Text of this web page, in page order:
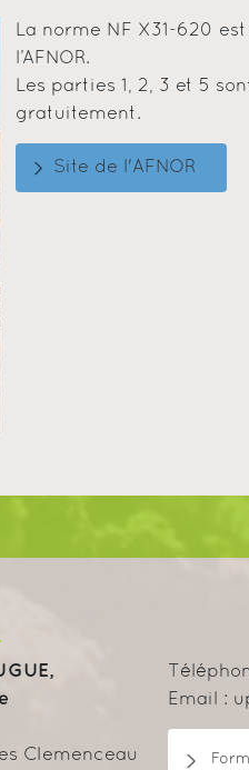
La norme NF X31-620
l’AFNOR.
Les parties 1, 2, 3 et 5
gratuitement.
Site de l'AFNOR
Clemenceau
Email :